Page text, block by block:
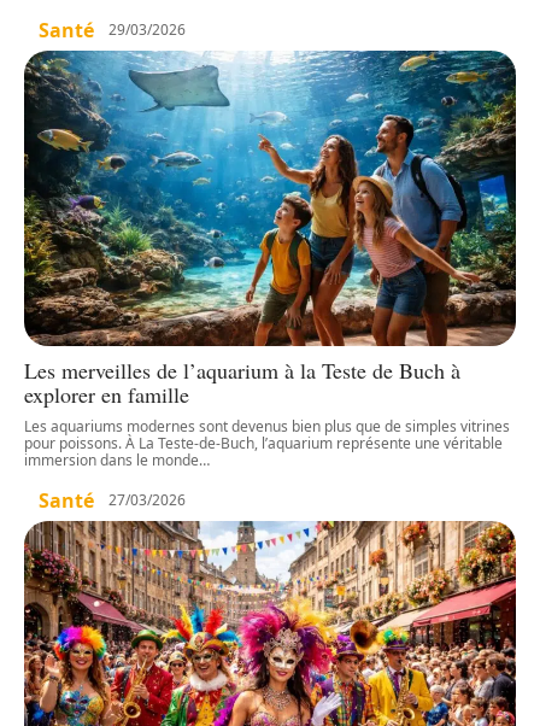
Santé 29/03/2026
Les merveilles de l’aquarium à la Teste de Buch à
explorer en famille
Les aquariums modernes sont devenus bien plus que de simples vitrines
pour poissons. À La Teste-de-Buch, l’aquarium représente une véritable
immersion dans le monde…
Santé 27/03/2026